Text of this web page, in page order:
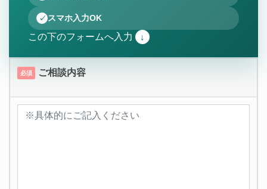
スマホ入力OK
この下のフォームへ入力 ↓
必須 ご相談内容